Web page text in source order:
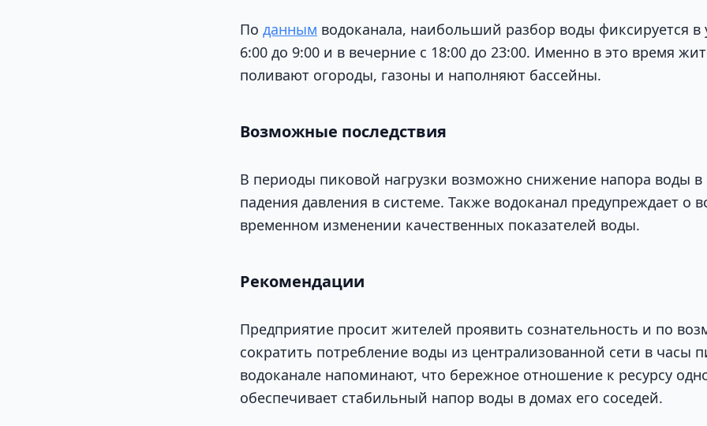
По данным водоканала, наибольший разбор воды фиксируется в
6:00 до 9:00 и в вечерние с 18:00 до 23:00. Именно в это время
поливают огороды, газоны и наполняют бассейны.
Возможные последствия
В периоды пиковой нагрузки возможно снижение напора воды в
падения давления в системе. Также водоканал предупреждает о
временном изменении качественных показателей воды.
Рекомендации
Предприятие просит жителей проявить сознательность и по
сократить потребление воды из централизованной сети в часы
водоканале напоминают, что бережное отношение к ресурсу
обеспечивает стабильный напор воды в домах его соседей.